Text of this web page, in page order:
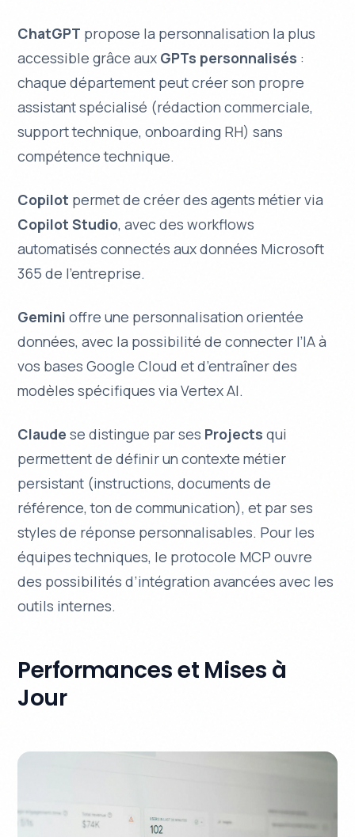
ChatGPT propose la personnalisation la plus
accessible grâce aux GPTs personnalisés :
chaque département peut créer son propre
assistant spécialisé (rédaction commerciale,
support technique, onboarding RH) sans
compétence technique.
Copilot permet de créer des agents métier via
Copilot Studio, avec des workflows
automatisés connectés aux données Microsoft
365 de l’entreprise.
Gemini offre une personnalisation orientée
données, avec la possibilité de connecter l’IA à
vos bases Google Cloud et d’entraîner des
modèles spécifiques via Vertex AI.
Claude se distingue par ses Projects qui
permettent de définir un contexte métier
persistant (instructions, documents de
référence, ton de communication), et par ses
styles de réponse personnalisables. Pour les
équipes techniques, le protocole MCP ouvre
des possibilités d’intégration avancées avec les
outils internes.
Performances et Mises à
Jour